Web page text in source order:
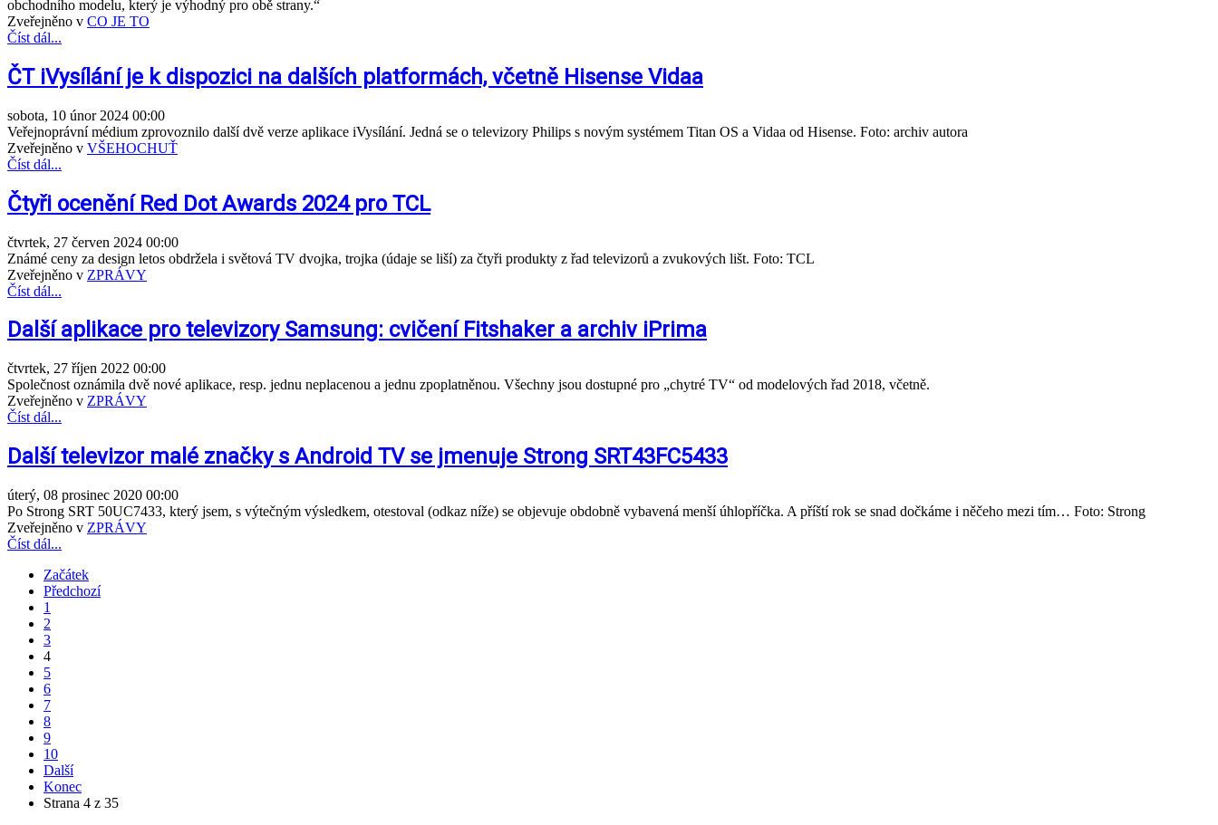
obchodního modelu, který je výhodný pro obě strany.“
Zveřejněno v CO JE TO
Číst dál...
ČT iVysílání je k dispozici na dalších platformách, včetně Hisense Vidaa
sobota, 10 únor 2024 00:00
Veřejnoprávní médium zprovoznilo další dvě verze aplikace iVysílání. Jedná se o televizory Philips s novým systémem Titan OS a Vidaa od Hisense. Foto: archiv autora
Zveřejněno v VŠEHOCHUŤ
Číst dál...
Čtyři ocenění Red Dot Awards 2024 pro TCL
čtvrtek, 27 červen 2024 00:00
Známé ceny za design letos obdržela i světová TV dvojka, trojka (údaje se liší) za čtyři produkty z řad televizorů a zvukových lišt. Foto: TCL
Zveřejněno v ZPRÁVY
Číst dál...
Další aplikace pro televizory Samsung: cvičení Fitshaker a archiv iPrima
čtvrtek, 27 říjen 2022 00:00
Společnost oznámila dvě nové aplikace, resp. jednu neplacenou a jednu zpoplatněnou. Všechny jsou dostupné pro „chytré TV“ od modelových řad 2018, včetně.
Zveřejněno v ZPRÁVY
Číst dál...
Další televizor malé značky s Android TV se jmenuje Strong SRT43FC5433
úterý, 08 prosinec 2020 00:00
Po Strong SRT 50UC7433, který jsem, s výtečným výsledkem, otestoval (odkaz níže) se objevuje obdobně vybavená menší úhlopříčka. A příští rok se snad dočkáme i něčeho mezi tím… Foto: Strong
Zveřejněno v ZPRÁVY
Číst dál...
Začátek
Předchozí
1
2
3
4
5
6
7
8
9
10
Další
Konec
Strana 4 z 35